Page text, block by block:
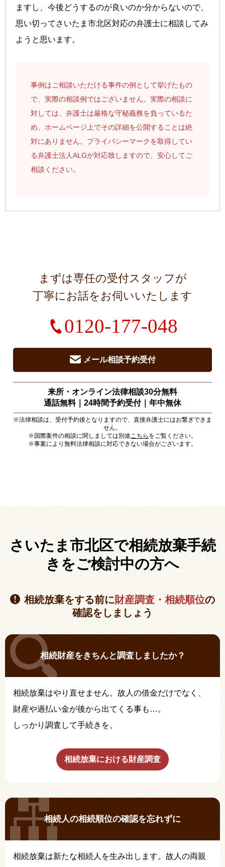
ますし、今後どうするのが良いのか分からないので、
思い切ってさいたま市北区対応の弁護士に相談してみ
ようと思います。
事例はご相談いただける事件の例として挙げたもの
で、実際の相談例ではございません。実際の相談に
対しては、弁護士は厳格な守秘義務を負っているた
め、ホームページ上でその詳細を公開することは絶
対にありません。プライバシーマークを取得してい
る弁護士法人ALGが対応致しますので、安心してご
相談ください。
まずは専任の受付スタッフが
丁寧にお話をお伺いいたします
0120-177-048
メール相談予約受付
来所・オンライン法律相談30分無料
通話無料｜24時間予約受付｜ 年中無休
※法律相談は、受付予約後となりますので、直接弁護士にはお繋ぎできま
せん。
※国際案件の相談に関しましては別途こちら をご覧ください。
※事案により無料法律相談に対応できない場合がございます。
さいたま市北区で相続放棄手続
きをご検討中の方へ
相続放棄をする前に財産調査・相続順位の
確認をしましょう
相続財産をきちんと調査しましたか？
相続放棄はやり直せません。故人の借金だけでなく、
財産や過払い金が後から出てくる事も…。
しっかり調査して手続きを。
相続放棄における財産調査
相続人の相続順位の確認を忘れずに
相続放棄は新たな相続人を生み出します。故人の両親